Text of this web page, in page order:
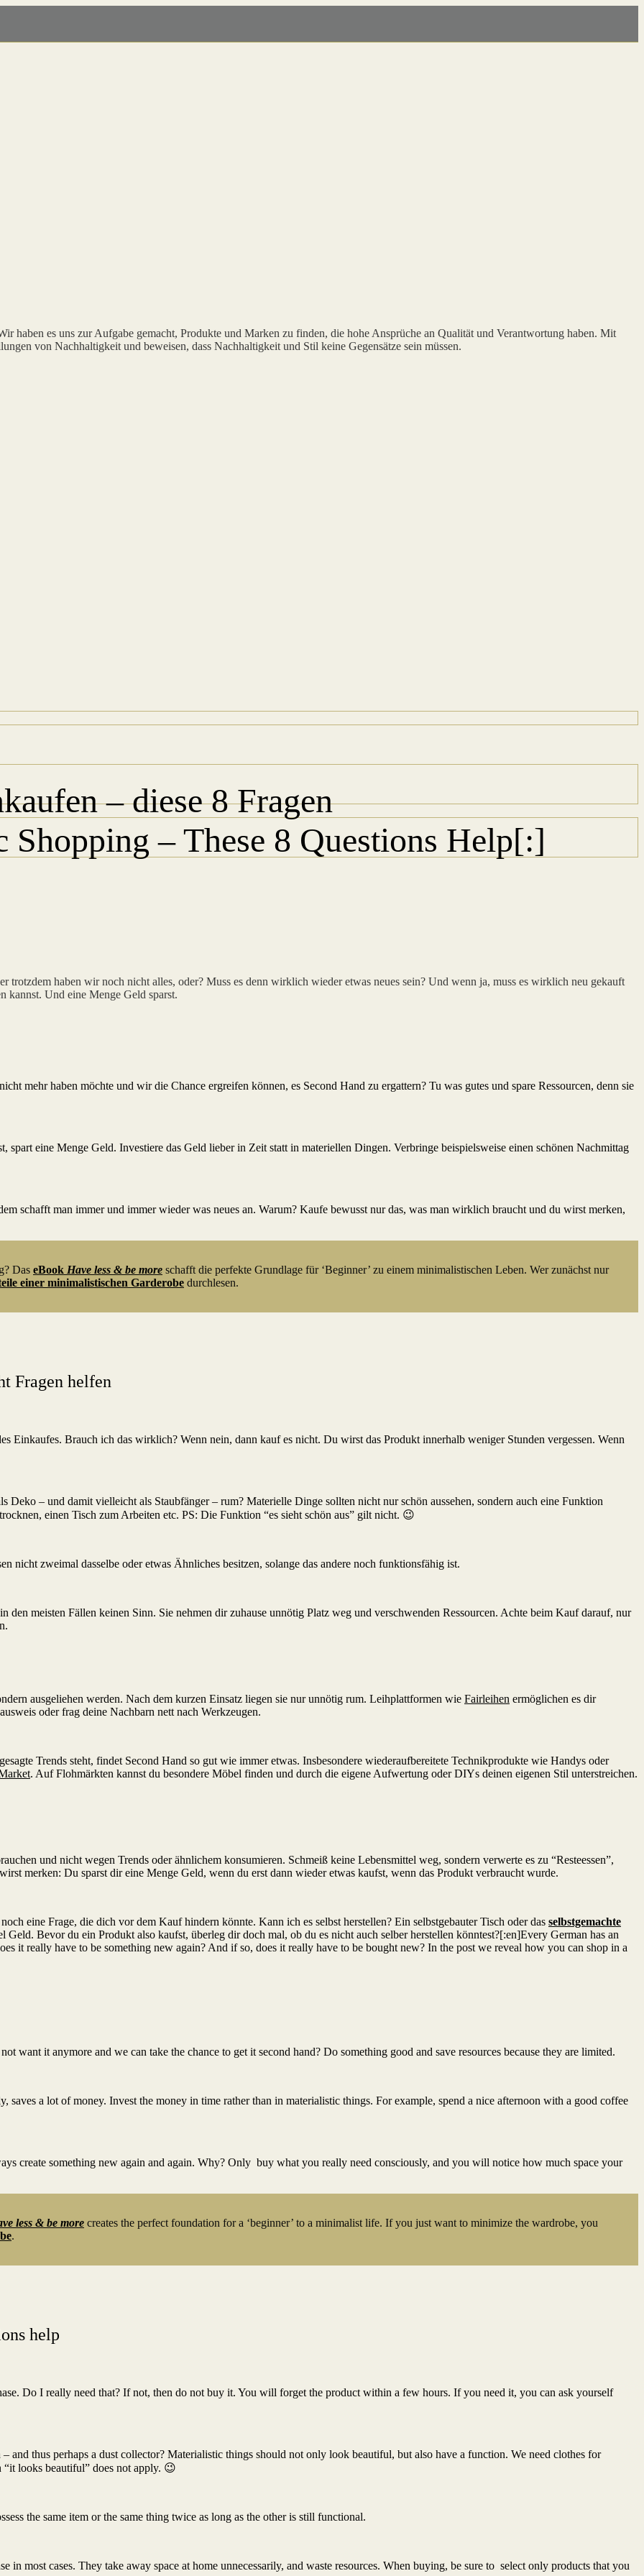
haben es uns zur Aufgabe gemacht, Produkte und Marken zu finden, die hohe Ansprüche an Qualität und Verantwortung haben. Mit
von Nachhaltigkeit und beweisen, dass Nachhaltigkeit und Stil keine Gegensätze sein müssen.
– diese 8 Fragen
– These 8 Questions Help[:]
trotzdem haben wir noch nicht alles, oder? Muss es denn wirklich wieder etwas neues sein? Und wenn ja, muss es wirklich neu gekauft
kannst. Und eine Menge Geld sparst.
mehr haben möchte und wir die Chance ergreifen können, es Second Hand zu ergattern? Tu was gutes und spare Ressourcen, denn sie
spart eine Menge Geld. Investiere das Geld lieber in Zeit statt in materiellen Dingen. Verbringe beispielsweise einen schönen Nachmittag
schafft man immer und immer wieder was neues an. Warum? Kaufe bewusst nur das, was man wirklich braucht und du wirst merken,
Das eBook Have less & be more schafft die perfekte Grundlage für ‘Beginner’ zu einem minimalistischen Leben. Wer zunächst nur
einer minimalistischen Garderobe durchlesen.
Fragen helfen
Einkaufes. Brauch ich das wirklich? Wenn nein, dann kauf es nicht. Du wirst das Produkt innerhalb weniger Stunden vergessen. Wenn
Deko – und damit vielleicht als Staubfänger – rum? Materielle Dinge sollten nicht nur schön aussehen, sondern auch eine Funktion
einen Tisch zum Arbeiten etc. PS: Die Funktion “es sieht schön aus” gilt nicht. 😉
nicht zweimal dasselbe oder etwas Ähnliches besitzen, solange das andere noch funktionsfähig ist.
den meisten Fällen keinen Sinn. Sie nehmen dir zuhause unnötig Platz weg und verschwenden Ressourcen. Achte beim Kauf darauf, nur
ausgeliehen werden. Nach dem kurzen Einsatz liegen sie nur unnötig rum. Leihplattformen wie Fairleihen ermöglichen es dir
oder frag deine Nachbarn nett nach Werkzeugen.
Trends steht, findet Second Hand so gut wie immer etwas. Insbesondere wiederaufbereitete Technikprodukte wie Handys oder
. Auf Flohmärkten kannst du besondere Möbel finden und durch die eigene Aufwertung oder DIYs deinen eigenen Stil unterstreichen.
und nicht wegen Trends oder ähnlichem konsumieren. Schmeiß keine Lebensmittel weg, sondern verwerte es zu “Resteessen”,
merken: Du sparst dir eine Menge Geld, wenn du erst dann wieder etwas kaufst, wenn das Produkt verbraucht wurde.
eine Frage, die dich vor dem Kauf hindern könnte. Kann ich es selbst herstellen? Ein selbstgebauter Tisch oder das selbstgemachte
Bevor du ein Produkt also kaufst, überleg dir doch mal, ob du es nicht auch selber herstellen könntest?[:en]Every German has an
it really have to be something new again? And if so, does it really have to be bought new? In the post we reveal how you can shop in a
want it anymore and we can take the chance to get it second hand? Do something good and save resources because they are limited.
saves a lot of money. Invest the money in time rather than in materialistic things. For example, spend a nice afternoon with a good coffee
create something new again and again. Why? Only buy what you really need consciously, and you will notice how much space your
less & be more creates the perfect foundation for a ‘beginner’ to a minimalist life. If you just want to minimize the wardrobe, you
.
help
Do I really need that? If not, then do not buy it. You will forget the product within a few hours. If you need it, you can ask yourself
thus perhaps a dust collector? Materialistic things should not only look beautiful, but also have a function. We need clothes for
looks beautiful” does not apply. 😉
the same item or the same thing twice as long as the other is still functional.
in most cases. They take away space at home unnecessarily, and waste resources. When buying, be sure to select only products that you